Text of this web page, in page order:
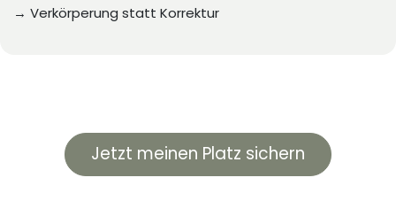
→ Verkörperung statt Korrektur
Jetzt meinen Platz sichern